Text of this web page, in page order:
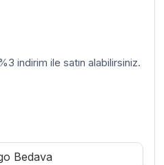
indirim ile satın alabilirsiniz.
Bedava